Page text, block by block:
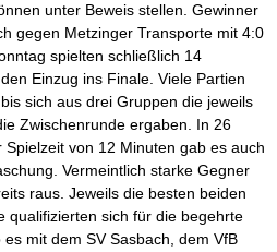
unter Beweis stellen. Gewinner
gegen Metzinger Transporte mit 4:0
spielten schließlich 14
Einzug ins Finale. Viele Partien
sich aus drei Gruppen die jeweils
Zwischenrunde ergaben. In 26
von 12 Minuten gab es auch
Vermeintlich starke Gegner
raus. Jeweils die besten beiden
qualifizierten sich für die begehrte
mit dem SV Sasbach, dem VfB